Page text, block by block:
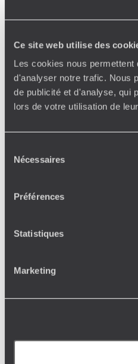
Ce site web utilise des
Les cookies nous
d'analyser notre trafic. Nous
de publicité et d'analyse, qui
lors de votre utilisation de
Nécessaires
Préférences
Statistiques
Marketing